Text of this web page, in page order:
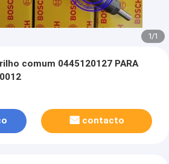
1/1
comum 0445120127 PARA
contacto